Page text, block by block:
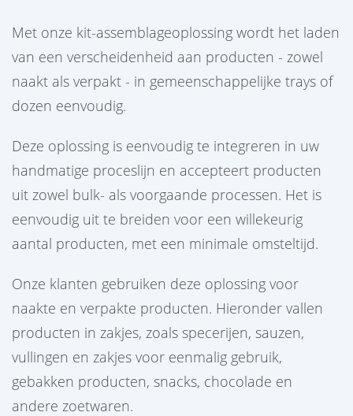
Met onze kit-assemblageoplossing wordt het laden
van een verscheidenheid aan producten - zowel
naakt als verpakt - in gemeenschappelijke trays of
dozen eenvoudig.
Deze oplossing is eenvoudig te integreren in uw
handmatige proceslijn en accepteert producten
uit zowel bulk- als voorgaande processen. Het is
eenvoudig uit te breiden voor een willekeurig
aantal producten, met een minimale omsteltijd.
Onze klanten gebruiken deze oplossing voor
naakte en verpakte producten. Hieronder vallen
producten in zakjes, zoals specerijen, sauzen,
vullingen en zakjes voor eenmalig gebruik,
gebakken producten, snacks, chocolade en
andere zoetwaren.